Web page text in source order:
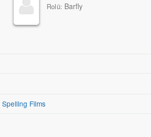
Rolü: Barfly
Spelling Films